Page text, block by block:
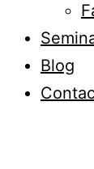
Blog